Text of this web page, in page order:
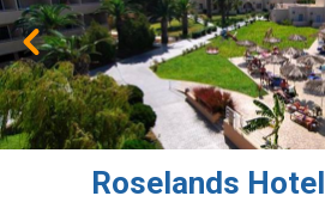
Roselands Hotel